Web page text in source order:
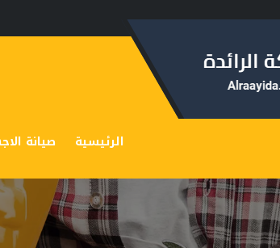
الرئيسية صيانة